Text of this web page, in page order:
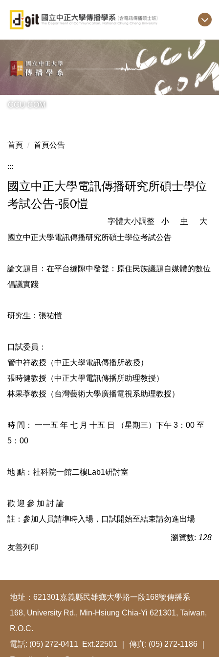
主
區
CCU COM
首頁 首頁公告
:::
國立中正大學電訊傳播研究所碩士學位
考試公告-張0愷
字體大小調整 小 中
大
國立中正大學電訊傳播研究所碩士學位考試公告
論文題目：在平台縫隙中發聲：原住民族議題自媒體的數位
倡議實踐
研究生：張祐愷
口試委員：
管中祥教授（中正大學電訊傳播所教授）
張時健教授（中正大學電訊傳播所助理教授）
林果葶教授（台灣藝術大學廣播電視系助理教授）
時 間： 一一五 年 七 月 十五 日 （星期三）下午 3：00 至
5：00
地 點：社科院一館二樓Lab1研討室
歡 迎 參 加 討 論
註：參加人員請準時入場，口試開始至結束請勿進出場
瀏覽數: 128
友善列印
地址：621301嘉義縣民雄鄉大學路一段168號傳播系
168, University Rd., Min-Hsiung Chia-Yi 621301, Taiwan,
R.O.C.
電話: (05) 272-0411 Ext.22501 ｜ 傳真: (05) 272-1186 ｜